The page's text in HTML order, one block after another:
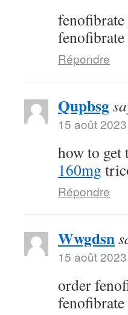
fenofibrate
Répondre
Qupbsg
15 août
how to
160mg
Répondre
Wwgdsn
15 août
order